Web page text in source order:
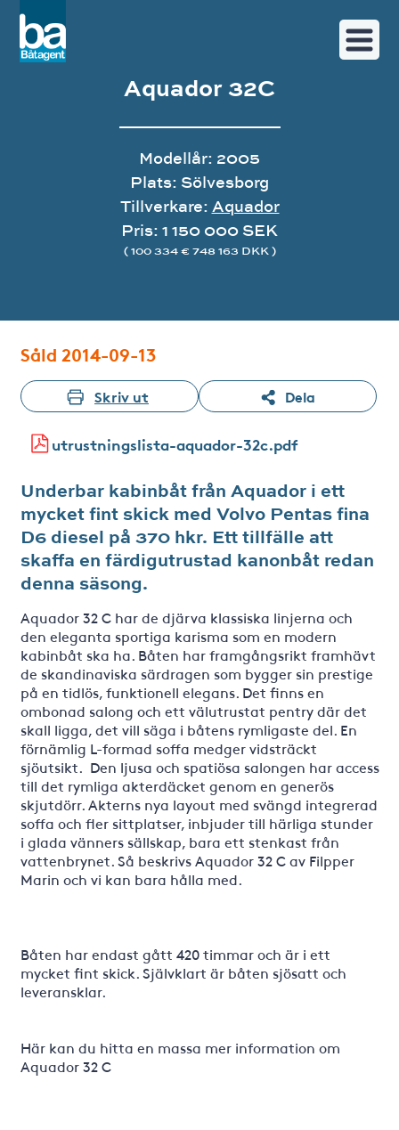
Aquador 32C
Modellår: 2005
Plats: Sölvesborg
Tillverkare: Aquador
Pris: 1 150 000 SEK
( 100 334 € 748 163 DKK )
Såld 2014-09-13
Skriv ut Dela
utrustningslista-aquador-32c.pdf
Underbar kabinbåt från Aquador i ett
mycket fint skick med Volvo Pentas fina
D6 diesel på 370 hkr. Ett tillfälle att
skaffa en färdigutrustad kanonbåt redan
denna säsong.
Aquador 32 C har de djärva klassiska linjerna och
den eleganta sportiga karisma som en modern
kabinbåt ska ha. Båten har framgångsrikt framhävt
de skandinaviska särdragen som bygger sin prestige
på en tidlös, funktionell elegans. Det finns en
ombonad salong och ett välutrustat pentry där det
skall ligga, det vill säga i båtens rymligaste del. En
förnämlig L-formad soffa medger vidsträckt
sjöutsikt. Den ljusa och spatiösa salongen har access
till det rymliga akterdäcket genom en generös
skjutdörr. Akterns nya layout med svängd integrerad
soffa och fler sittplatser, inbjuder till härliga stunder
i glada vänners sällskap, bara ett stenkast från
vattenbrynet. Så beskrivs Aquador 32 C av Filpper
Marin och vi kan bara hålla med.
Båten har endast gått 420 timmar och är i ett
mycket fint skick. Självklart är båten sjösatt och
leveransklar.
Här kan du hitta en massa mer information om
Aquador 32 C